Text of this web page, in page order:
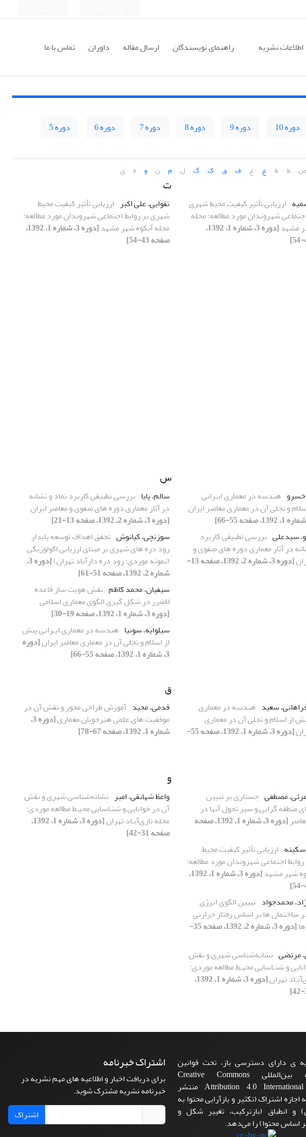
اطلاعات نشریه راهنمای نویسندگان ارسال مقاله داوران تماس با ما
دوره 10 دوره 9 دوره 8 دوره 7 دوره 6
دوره 5
ض ط ظ ع غ ف ق ک گ ل م ن و ه ی
ارزیابی تأثیر کیفیت محیط شهری
شهروندان مورد مطالعه: محله
مشهد
[دوره 3، شماره 1، 1392،
ت
تقوایی، علی اکبر ارزیابی تأثیر کیفیت محیط
شهری بر روابط اجتماعی شهروندان مورد مطالعه:
محله آبکوه شهر مشهد
[دوره 3، شماره 1، 1392،
صفحه 43-54]
خسرو هندسه در معماری ایـرانی
و تجلی آن در معماری معاصر ایران
سیدعلی بررسی تطبیقی کاربرد
نماد و نشانه در آثار معماری دوره‎ های صفوی و
[دوره 3، شماره 2، 1392، صفحه 13-
س
سالم، پایا بررسی تطبیقی کاربرد نماد و نشانه
در آثار معماری دوره‎ های صفوی و معاصر ایران
[دوره 3، شماره 2، 1392، صفحه 13-21]
سوزنچی، کیانوش تحقق اهداف توسعه پایدار
رود دره های شهری بر مبنای ارزیابی اکولوژیکی
(نمونه موردی: رود دره‌ دارآباد تهران)
[دوره 3،
شماره 2، 1392، صفحه 51-61]
سیفیان، محمد کاظم نقش هویت ساز قاعده
لاضرر در شکل گیری الگوی معماری اسلامی
[دوره 3، شماره 1، 1392، صفحه 19-30]
سیلوایه، سونیا هندسه در معماری ایـرانی پیش
از اسلام و تجلی آن در معماری معاصر ایران[دوره
3، شماره 1، 1392، صفحه 55-66]
سعید هندسه در معماری
از اسلام و تجلی آن در معماری
[دوره 3، شماره 1، 1392، صفحه 55-
ق
قدمی، مجید آموزش طراحی محور و نقش آن در
موفقیت های علمی هنرجویان معماری
[دوره 3،
شماره 1، 1392، صفحه 67-78]
مصطفی جستاری بر تبیین
منطقه گرایی و سیر تحول آنها در
[دوره 3، شماره 1، 1392، صفحه
ارزیابی تأثیر کیفیت محیط
اجتماعی شهروندان مورد مطالعه:
شهر مشهد
[دوره 3، شماره 1، 1392،
محمدجواد تبیین الگوی انرژی
ساختمان ها بر اساس رفتار حرارتی
[دوره 3، شماره 2، 1392، صفحه 35-
مرتضی نشانه‌شناسی شهری و نقش
و شنـاسایی محیـط‌ مطالعه موردی:
تهران
[دوره 3، شماره 1، 1392،
و
واعظ شهانقی، امیر نشانه‌شناسی شهری و نقش
آن در خوانایی و شنـاسایی محیـط‌ مطالعه موردی:
محله نازی‌آبـاد تهران
[دوره 3، شماره 1، 1392،
صفحه 31-42]
ی دارای دسترسی باز، تحت قوانین
گواهینامه بین‌المللی Creative Commons
Attribution 4.0 International License منتشر
اشتراک (تکثیر و بازآرایی محتوا به
انطباق (بازترکیب، تغییر شکل و
اساس محتوا) را می‌دهد.
اشتراک خبرنامه
برای دریافت اخبار و اطلاعیه های مهم نشریه در
خبرنامه نشریه مشترک شوید.
اشتراک